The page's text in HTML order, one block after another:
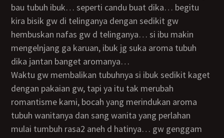
bau tubuh ibuk… seperti candu buat dika… begitu
kira bisik gw di telinganya dengan sedikit gw
hembuskan nafas gw d telinganya… si ibu makin
mengelnjang ga karuan, ibuk jg suka aroma tubuh
dika jantan banget aromanya…
waktu gw membalikan tubuhnya si ibuk sedikit kaget
dengan pakaian gw, tapi ya itu tak merubah
romantisme kami, bocah yang merindukan aroma
tubuh wanitanya dan sang wanita yang perlahan
mulai tumbuh rasa2 aneh d hatinya… gw genggam